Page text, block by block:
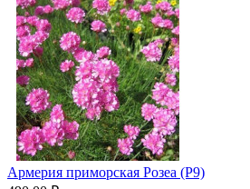
Армерия приморская Розеа (Р9)